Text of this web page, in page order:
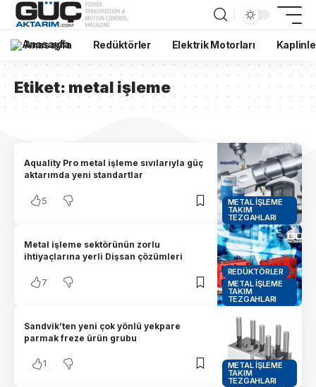
Anasayfa Redüktörler Elektrik Motorları
Etiket:metal işleme
METAL İŞLEME
TAKIM
TEZGAHLARI
Aquality Pro metal işleme sıvılarıyla güç
aktarımda yeni standartlar
5
REDÜKTÖRLER
METAL İŞLEME
TAKIM
TEZGAHLARI
Metal işleme sektörünün zorlu
ihtiyaçlarına yerli Dişsan çözümleri
7
METAL İŞLEME
TAKIM
TEZGAHLARI
Sandvik’ten yeni çok yönlü yekpare
parmak freze ürün grubu
1